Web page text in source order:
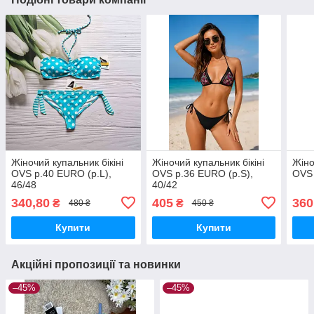
Жіночий купальник бікіні
OVS р.40 EURO (р.L),
46/48
340,80 ₴ 480 ₴
Купити
Жіночий купальник бікіні
OVS р.36 EURO (р.S),
40/42
405₴ 450 ₴
Купити
360
Акційні пропозиції та новинки
–45% –45%